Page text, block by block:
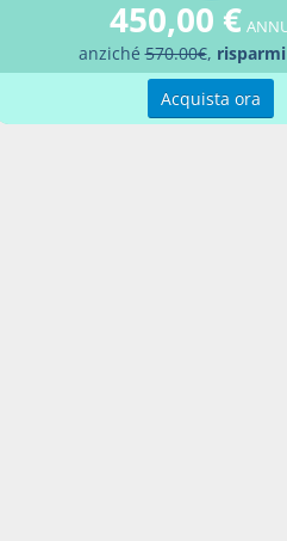
450,00 €
anziché570.00€,
Acquista ora